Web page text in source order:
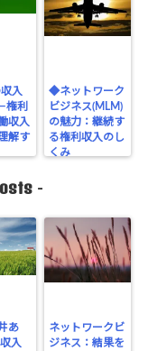
入
権利
収入
解す
◆ネットワーク
ビジネス(MLM)
の魅力：継続す
る権利収入のし
くみ
-
あ
入
ネットワークビ
ジネス：結果を